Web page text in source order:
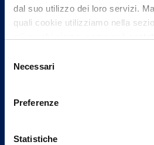
dal suo utilizzo dei loro servizi.
quali cookie utilizziamo nella
può trovare nel footer del sito
delNecessari
Preferenze
Statistiche